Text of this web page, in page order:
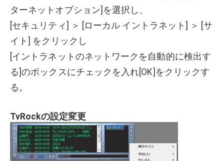
ターネットオプション]を選択し、
[セキュリティ] ＞ [ローカル イントラネット] ＞ [サ
イト] をクリックし
[イントラネットのネットワークを自動的に検出す
る]のボックスにチェックを入れ[OK]をクリックす
る。
TvRockの設定変更